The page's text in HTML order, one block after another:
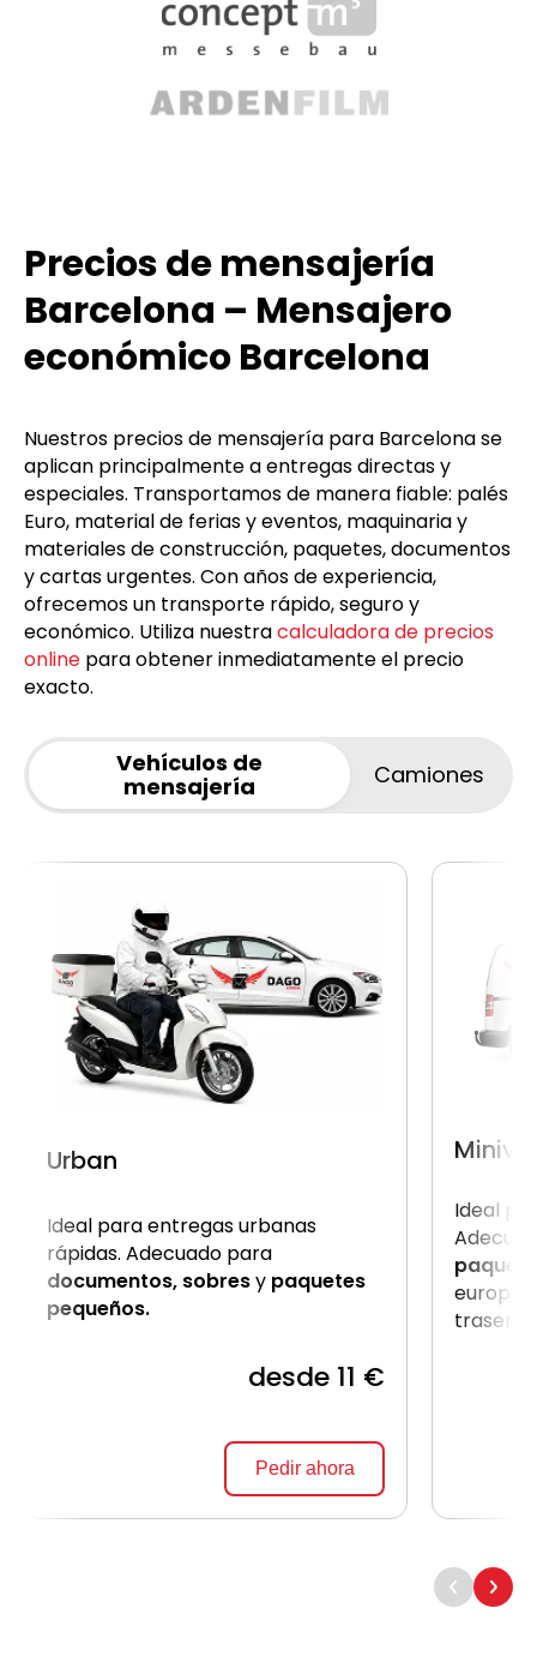
Precios de mensajería
Barcelona – Mensajero
económico Barcelona
Nuestros precios de mensajería para Barcelona se
aplican principalmente a entregas directas y
especiales. Transportamos de manera fiable: palés
Euro, material de ferias y eventos, maquinaria y
materiales de construcción, paquetes, documentos
y cartas urgentes. Con años de experiencia,
ofrecemos un transporte rápido, seguro y
económico. Utiliza nuestracalculadora de precios
online para obtener inmediatamente el precio
exacto.
Vehículos de
mensajería
Camiones
Urban
Ideal para entregas urbanas
rápidas. Adecuado para
documentos, sobresy paquetes
pequeños.
desde 11 €
Pedir ahora
Ideal
trasera.